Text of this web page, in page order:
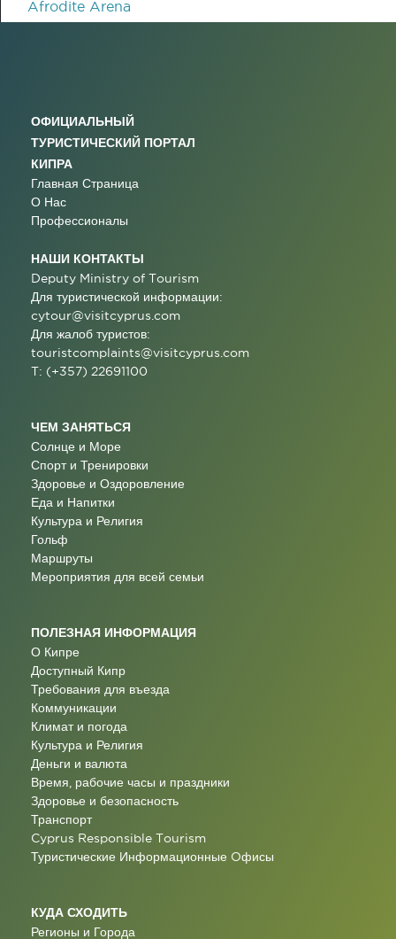
Afrodite Arena
ОФИЦИАЛЬНЫЙ
ТУРИСТИЧЕСКИЙ ПОРТАЛ
КИПРА
Главная Страница
О Нас
Профессионалы
НАШИ КОНТАКТЫ
Deputy Ministry of Tourism
Для туристической информации:
cytour@visitcyprus.com
Для жалоб туристов:
touristcomplaints@visitcyprus.com
T: (+357) 22691100
ЧЕМ ЗАНЯТЬСЯ
Солнце и Море
Спорт и Тренировки
Здоровье и Оздоровление
Еда и Напитки
Культура и Религия
Гольф
Маршруты
Мероприятия для всей семьи
ПОЛЕЗНАЯ ИНФОРМАЦИЯ
О Кипре
Доступный Кипр
Требования для въезда
Коммуникации
Климат и погода
Культура и Религия
Деньги и валюта
Время, рабочие часы и праздники
Здоровье и безопасность
Транспорт
Cyprus Responsible Tourism
Туристические Информационные Oфисы
КУДА СХОДИТЬ
Регионы и Города